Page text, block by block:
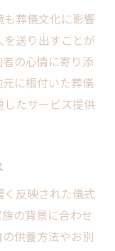
儀式の工夫
リット比較
イデア集
配慮点
たり
域文化の違い
地域文化
るコツ
地域性
葬儀文化に影響
送り出すことが
の心情に寄り添
に根付いた葬儀
たサービス提供
反映された儀式
の背景に合わせ
供養方法やお別